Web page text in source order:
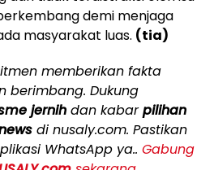
demi menjaga
masyarakat luas. (tia)
memberikan fakta
berimbang. Dukung
jernih dan kabarpilihan
di nusaly.com. Pastikan
WhatsApp ya.. Gabung